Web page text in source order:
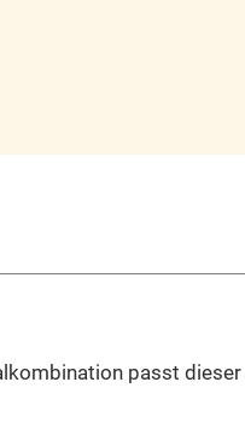
passt dieser